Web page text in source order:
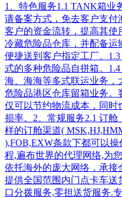
1、特色服务1.1 TANK箱业
请备案方式，免去客户支付
客户的资金流转，提高其使
冷藏危险品仓库，并配备
便捷送到客户指定工厂。
式的多种危险品自拼箱。
海、海海等多式联运业务，
危险品港区仓库留箱业务。
仅可以节约物流成本，同时
损率。2、常规服务2.1 订
样的订舱渠道(
),FOB,EXW条款下都可以
程,遍布世界的代理网络,为
依托海外的庞大网络，承接
提供全国范围内门点卡车送
口分拨服务,零担送货服务.